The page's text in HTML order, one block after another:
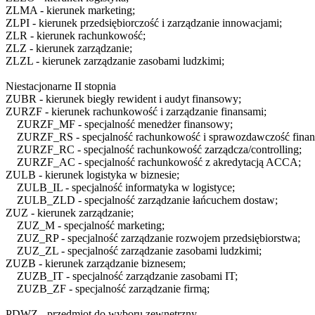
ZLMA - kierunek marketing;
ZLPI - kierunek przedsiębiorczość i zarządzanie innowacjami;
ZLR - kierunek rachunkowość;
ZLZ - kierunek zarządzanie;
ZLZL - kierunek zarządzanie zasobami ludzkimi;
Niestacjonarne II stopnia
ZUBR - kierunek biegły rewident i audyt finansowy;
ZURZF - kierunek rachunkowość i zarządzanie finansami;
ZURZF_MF - specjalność menedżer finansowy;
ZURZF_RS - specjalność rachunkowość i sprawozdawczość
ZURZF_RC - specjalność rachunkowość zarządcza/controlling;
ZURZF_AC - specjalność rachunkowość z akredytacją ACCA;
ZULB - kierunek logistyka w biznesie;
ZULB_IL - specjalność informatyka w logistyce;
ZULB_ZLD - specjalność zarządzanie łańcuchem dostaw;
ZUZ - kierunek zarządzanie;
ZUZ_M - specjalność marketing;
ZUZ_RP- specjalność zarządzanie rozwojem przedsiębiorstwa;
ZUZ_ZL - specjalność zarządzanie zasobami ludzkimi;
ZUZB - kierunek zarządzanie biznesem;
ZUZB_IT - specjalność zarządzanie zasobami IT;
ZUZB_ZF - specjalność zarządzanie firmą;